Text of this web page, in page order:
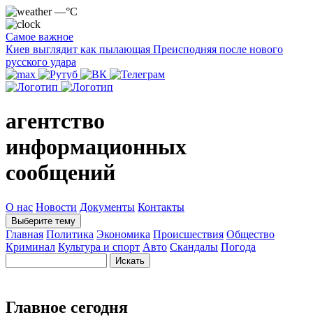
—°C
Самое важное
Киев выглядит как пылающая Преисподняя после нового
русского удара
агентство
информационных
сообщений
О нас Новости Документы Контакты
Выберите тему
Главная Политика Экономика Происшествия Общество
Криминал Культура и спорт Авто Скандалы Погода
Главное сегодня